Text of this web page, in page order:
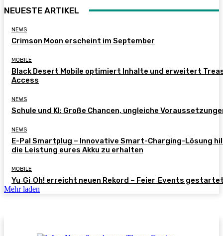
NEUESTE ARTIKEL
NEWS
Crimson Moon erscheint im September
MOBILE
Black Desert Mobile optimiert Inhalte und erweitert
Access
NEWS
Schule und KI: Große Chancen, ungleiche
NEWS
E-Pal Smartplug – Innovative Smart-Charging-Lösung
die Leistung eures Akku zu erhalten
MOBILE
Yu‑Gi‑Oh! erreicht neuen Rekord – Feier‑Events
Mehr laden